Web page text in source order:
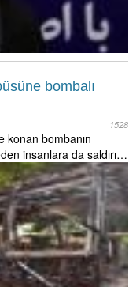
bombalı
1528
konan bombanın
insanlara da saldırı…